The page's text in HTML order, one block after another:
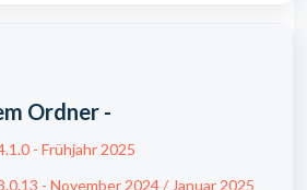
Ordner -
Notes 14.1.0 - Frühjahr 2025
- November 2024 / Januar 2025